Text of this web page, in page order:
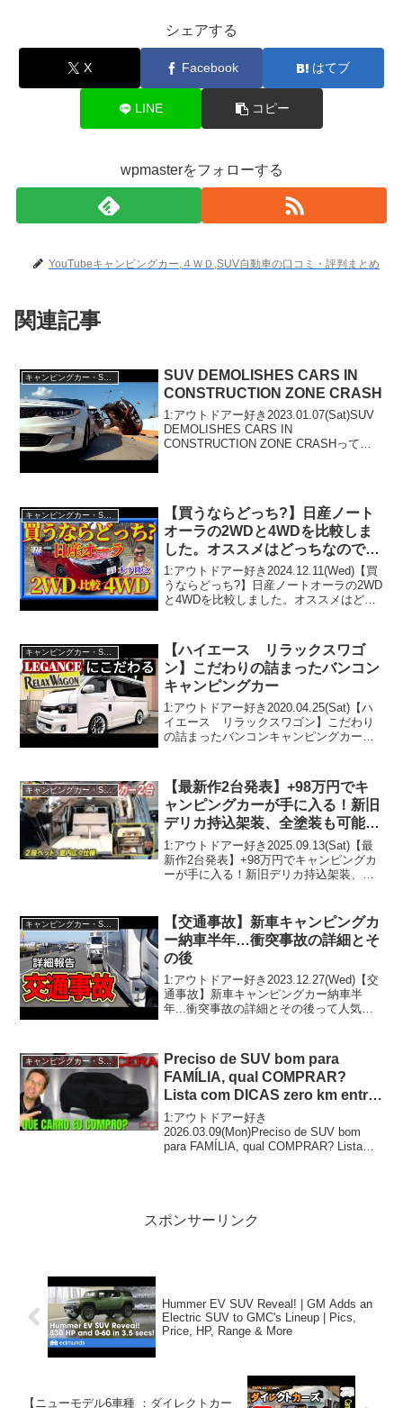
シェアする
X Facebook はてブ
LINE コピー
wpmasterをフォローする
YouTubeキャンピングカー,４ＷＤ,SUV自動車の口コミ・評判まとめ
関連記事
キャンピングカー・SUV人気車種
SUV DEMOLISHES CARS IN
CONSTRUCTION ZONE CRASH
1:アウトドアー好き2023.01.07(Sat)SUV
DEMOLISHES CARS IN
CONSTRUCTION ZONE CRASHって人
【買うならどっち?】日産ノート
オーラの2WDと4WDを比較しま
した。オススメはどっちなのでし
ょう。
1:アウトドアー好き2024.12.11(Wed)【買
うならどっち?】日産ノートオーラの2WD
と4WDを比較しました。オススメはどっ
き2024.12.11(Wed)こ...
キャンピングカー・SUV人気車種
【ハイエース リラックスワゴ
ン】こだわりの詰まったバンコン
キャンピングカー
1:アウトドアー好き2020.04.25(Sat)【ハ
イエース リラックスワゴン】こだわり
の詰まったバンコンキャンピングカーっ
2020.04.25(Sat)この動画は注目です！3:
ア...
キャンピングカー・SUV人気車種
【最新作2台発表】+98万円でキ
ャンピングカーが手に入る！新旧
デリカ持込架装、全塗装も可能！
【#グランドモーター】#デリカ #
キャンピングカー
1:アウトドアー好き2025.09.13(Sat)【最
新作2台発表】+98万円でキャンピングカ
ーが手に入る！新旧デリカ持込架装、全
らしいぞ、見逃さないで！！2:アウ...
【交通事故】新車キャンピングカ
ー納車半年…衝突事故の詳細とそ
の後
1:アウトドアー好き2023.12.27(Wed)【交
通事故】新車キャンピングカー納車半
年...衝突事故の詳細とその後って人気で
注目です！3:アウトド...
キャンピングカー・SUV人気車種
Preciso de SUV bom para
FAMÍLIA, qual COMPRAR?
Lista com DICAS zero km entre
R$ 180 e 200 mil reais
1:アウトドアー好き
2026.03.09(Mon)Preciso de SUV bom
para FAMÍLIA, qual COMPRAR? Lista
スポンサーリンク
Hummer EV SUV Reveal! | GM Adds an
Electric SUV to GMC's Lineup | Pics,
Price, HP, Range & More
【ニューモデル6車種 ：ダイレクトカー